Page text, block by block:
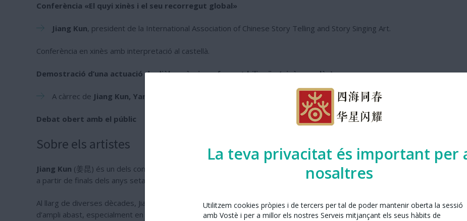
La teva privacitat és important per
nosaltres
Utilitzem cookies pròpies i de tercers per tal de poder mantenir oberta la sessió
amb Vostè i per a millor els nostres Serveis mitjançant els seus hàbits de
Conferència «El quyi xinès i el seu recorregut global»
Jiang Kun, president de la International Association of Chinese Story Telling and Story Singing Art.
Conferència en xinès amb interpretació al castellà.
Demostració d’una actuació de diàleg còmic en format bilingüe (xinès–anglès).
A càrrec de Jiang Kun, Yan Jiabao i Iegor Shyshov.
Debat obert amb el públic
Sobre els artistes
Jiang Kun (姜昆) és un dels comediants i artistes de xiangsheng (diàleg còmic xinès) més influents de la Xina
a partir de finals dels anys setanta pel seu estil enginyós, el seu domini del llenguatge i la seva capacitat per combinar la
Al llarg de diverses dècades, Jiang Kun ha estat una figura central en la renovació i la difusió de les arts orals xineses, tant
d’ampli abast, especialment en gales nacionals i programes televisius.